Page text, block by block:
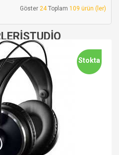
Göster 24Toplam 109 ürün (ler)
Stokta